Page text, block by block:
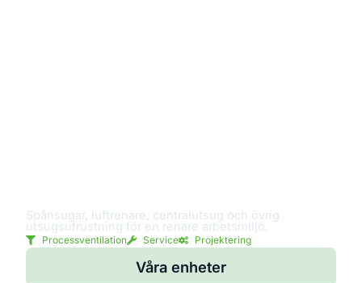
Spånsugar, luftrenare, centralutsug och övrig
utsugsutrustning för en renare arbetsmiljö.
Processventilation Service Projektering
Våra enheter